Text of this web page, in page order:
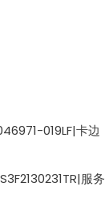
019LF|卡边
服务